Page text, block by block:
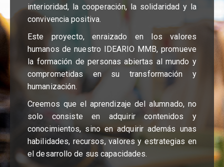
interioridad, la cooperación, la solidaridad y la
convivencia positiva.
Este proyecto, enraizado en los valores
humanos de nuestro IDEARIO MMB, promueve
la formación de personas abiertas al mundo y
comprometidas en su transformación y
humanización.
Creemos que el aprendizaje del alumnado, no
solo consiste en adquirir contenidos y
conocimientos, sino en adquirir además unas
habilidades, recursos, valores y estrategias en
el desarrollo de sus capacidades.